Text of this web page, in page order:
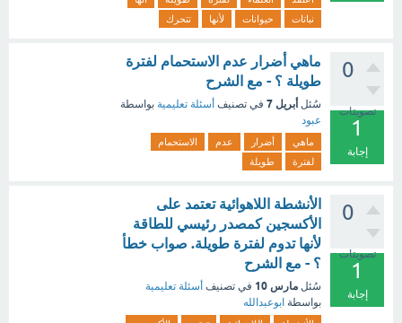
نباتات
حيوانات لأنها تتحرك
0
تصويتات
1
إجابة
ماهي أضرار عدم الاستحمام لفترة
طويلة ؟ - مع الشرح
سُئل أبريل 7 في تصنيف أسئلة تعليمية بواسطة
عبود
ماهي أضرار عدم
الاستحمام
لفترة
طويلة
0
تصويتات
1
إجابة
الأنشطة اللاهوائية تعتمد على
الأكسجين كمصدر رئيسي للطاقة
لأنها تدوم لفترة طويلة. صواب خطأ
؟ - مع الشرح
سُئل مارس 10 في تصنيف أسئلة تعليمية
بواسطة ابوعبدالله